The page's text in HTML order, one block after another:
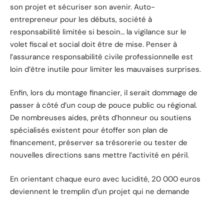
son projet et sécuriser son avenir. Auto-
entrepreneur pour les débuts, société à
responsabilité limitée si besoin… la vigilance sur le
volet fiscal et social doit être de mise. Penser à
l’assurance responsabilité civile professionnelle est
loin d’être inutile pour limiter les mauvaises surprises.
Enfin, lors du montage financier, il serait dommage de
passer à côté d’un coup de pouce public ou régional.
De nombreuses aides, prêts d’honneur ou soutiens
spécialisés existent pour étoffer son plan de
financement, préserver sa trésorerie ou tester de
nouvelles directions sans mettre l’activité en péril.
En orientant chaque euro avec lucidité, 20 000 euros
deviennent le tremplin d’un projet qui ne demande